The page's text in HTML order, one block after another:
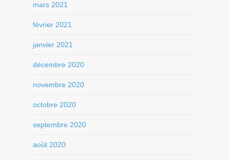
mars 2021
février 2021
janvier 2021
décembre 2020
novembre 2020
octobre 2020
septembre 2020
août 2020